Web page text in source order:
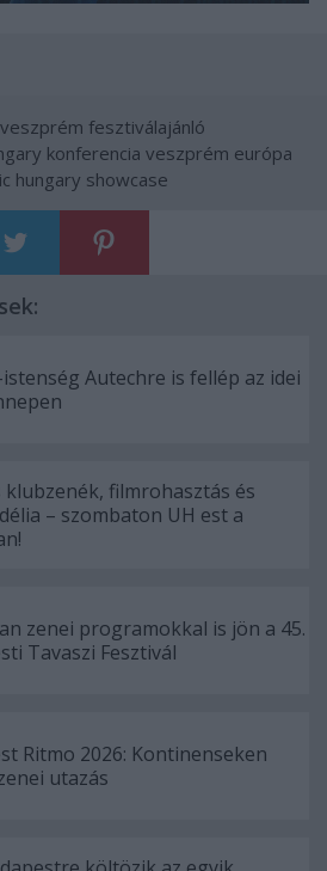
veszprém fesztiválajánló
konferencia veszprém európa
hungary showcase
Autechre is fellép az idei
klubzenék, filmrohasztás és
– szombaton UH est a
zenei programokkal is jön a 45.
Tavaszi Fesztivál
Ritmo 2026: Kontinenseken
utazás